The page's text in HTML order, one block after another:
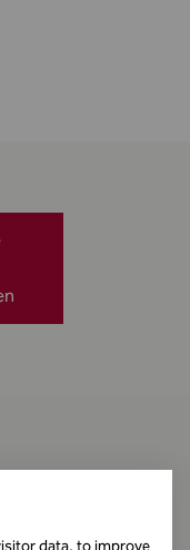
data, to improve